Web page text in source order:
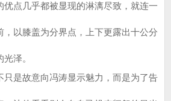
优点几乎都被显现的淋漓尽致，就连一
，以膝盖为分界点，上下更露出十公分
泽。
是故意向冯涛显示魅力，而是为了告